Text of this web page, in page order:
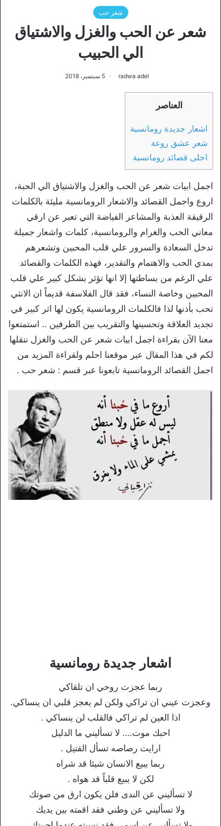
شعر حب
شعر عن الحب والغزل والاشتياق
الي الحبيب
radwa adel 5 سبتمبر، 2018
العناصر
اشعار جديدة رومانسية
شعر عشق روعة
احلى قصائد رومانسية
اجمل ابيات شعر عن الحب والغزل والاشتياق الي الحبة،
اروع واجمل القصائد والاشعار الرومانسية مليئة بالكلمات
الرقيقة العذبة والمشاعر الفياضة التي تعبر عن ارقي
معاني الحب والغرام والرومانسية، كلمات واشعار جميلة
تدخل السعادة والسرور علي قلب المحبين وتشعرهم
بمدي الحب والاهتمام والتقدير، فهذه الكلمات والقصائد
علي الرغم من بساطتها إلا انها تؤثر بشكل كبير علي قلب
المحبين وخاصة النساء، فقد قال الفلاسفة قديماً ان الانثي
تحب بأذنها لذا فالكلمات الرومانسية يكون لها اثر كبير في
تجديد العلاقة وتحسينها والتقريب بين الطرفين .. استمتعوا
معنا الآن بقراءة اجمل ابيات شعر عن الحب والغزل ننقلها
لكم في هذا المقال عبر موقعنا احلم ولقراءة المزيد من
اجمل القصائد الرومانسية تابعونا عبر قسم : شعر حب .
اشعار جديدة رومانسية
ربما عجزت روحي ان تلقاكي
وعجزت عيني ان تراكي ولكن لم يعجز قلبي ان ينساكي.
اذا العين لم تراكي فالقلب لن ينساكي .
احبك موت…. لا تسأليني ما الدليل
ارايت رصاصه تسأل القتيل .
ربما يبيع الانسان شيئا قد شراه
لكن لا يبيع قلباً قد هواه .
لا تسأليني عن الندى فلن يكون ارق من صوتك
ولا تسأليني عن وطني فقد اقمته بين يديك